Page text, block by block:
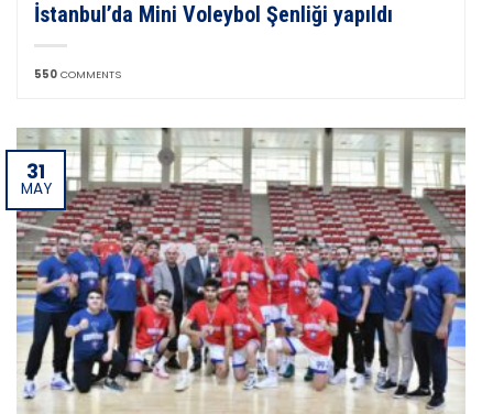
İstanbul’da Mini Voleybol Şenliği yapıldı
550 COMMENTS
31
MAY